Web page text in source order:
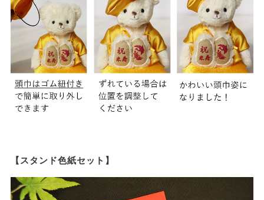
【スタンド色紙セット】